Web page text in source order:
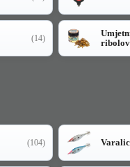
(14)
ribolov
(104)